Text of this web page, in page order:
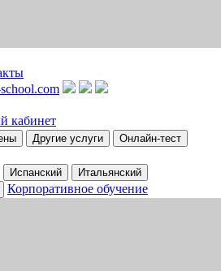
кабинет
Другие услуги
Онлайн-тест
Испанский
Итальянский
Корпоративное обучение